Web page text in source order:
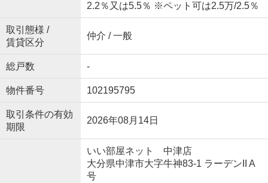
2.2％又は5.5％ ※ペット可は2.5万/2.5％
取引態様 /
賃貸区分
仲介 / 一般
総戸数 -
物件番号 102195795
取引条件の有効
期限
2026年08月14日
いい部屋ネット 中津店
大分県中津市大字牛神83-1 ラーデンII A
号